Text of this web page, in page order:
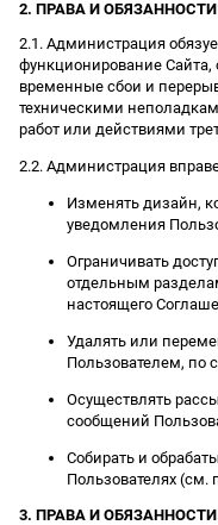
2. ПРАВА И
2.1. Администрация
функционирование Сайта,
временные сбои и
техническими
работ или действиями
2.2. Администрация
Изменять дизайн,
уведомления
Ограничивать
отдельным
настоящего
Удалять или
Пользователем, по
Осуществлять
сообщений
Собирать и
Пользователях (см.
3. ПРАВА И